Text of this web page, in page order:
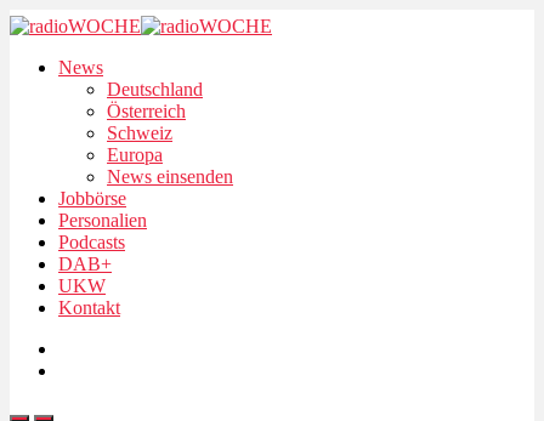
News
Deutschland
Österreich
Schweiz
Europa
News einsenden
Jobbörse
Personalien
Podcasts
DAB+
UKW
Kontakt